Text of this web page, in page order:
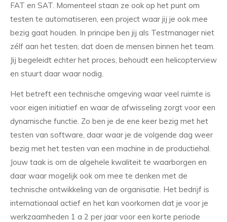
FAT en SAT. Momenteel staan ze ook op het punt om
testen te automatiseren, een project waar jij je ook mee
bezig gaat houden. In principe ben jij als Testmanager niet
zélf aan het testen; dat doen de mensen binnen het team.
Jij begeleidt echter het proces, behoudt een helicopterview
en stuurt daar waar nodig.
Het betreft een technische omgeving waar veel ruimte is
voor eigen initiatief en waar de afwisseling zorgt voor een
dynamische functie. Zo ben je de ene keer bezig met het
testen van software, daar waar je de volgende dag weer
bezig met het testen van een machine in de productiehal.
Jouw taak is om de algehele kwaliteit te waarborgen en
daar waar mogelijk ook om mee te denken met de
technische ontwikkeling van de organisatie. Het bedrijf is
internationaal actief en het kan voorkomen dat je voor je
werkzaamheden 1 a 2 per jaar voor een korte periode